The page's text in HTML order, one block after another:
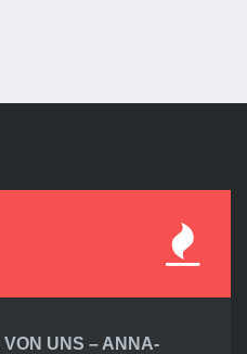
UNS – ANNA-